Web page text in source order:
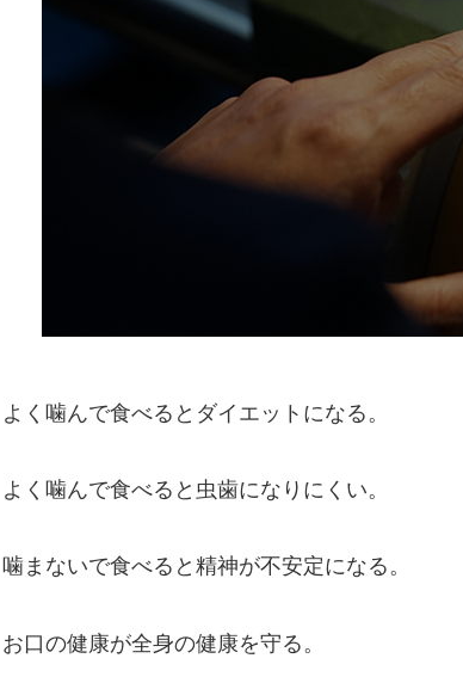
よく噛んで食べるとダイエットになる。
よく噛んで食べると虫歯になりにくい。
噛まないで食べると精神が不安定になる。
お口の健康が全身の健康を守る。